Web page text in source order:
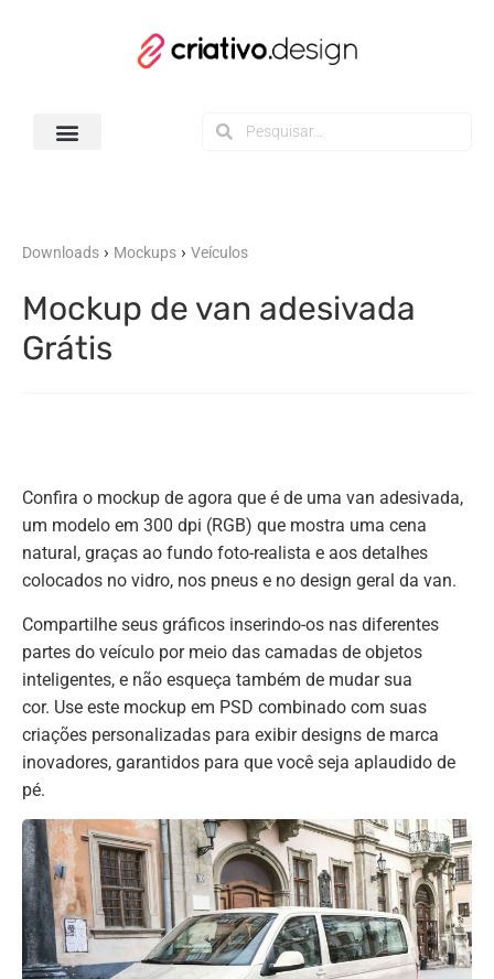
Downloads › Mockups › Veículos
Mockup de van adesivada
Grátis
Confira o mockup de agora que é de uma van adesivada,
um modelo em 300 dpi (RGB) que mostra uma cena
natural, graças ao fundo foto-realista e aos detalhes
colocados no vidro, nos pneus e no design geral da van.
Compartilhe seus gráficos inserindo-os nas diferentes
partes do veículo por meio das camadas de objetos
inteligentes, e não esqueça também de mudar sua
cor. Use este mockup em PSD combinado com suas
criações personalizadas para exibir designs de marca
inovadores, garantidos para que você seja aplaudido de
pé.